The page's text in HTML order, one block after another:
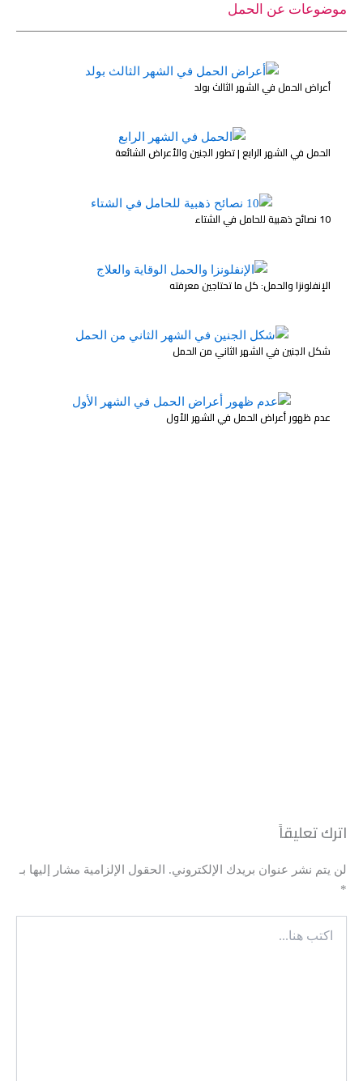
موضوعات عن الحمل
أعراض الحمل في الشهر الثالث بولد
الحمل في الشهر الرابع | تطور الجنين والأعراض الشائعة
10 نصائح ذهبية للحامل في الشتاء
الإنفلونزا والحمل: كل ما تحتاجين معرفته
شكل الجنين في الشهر الثاني من الحمل
عدم ظهور أعراض الحمل في الشهر الأول
حقيقي بكل مرحلة من رحلتك الصحية
اترك تعليقاً
لن يتم نشر عنوان بريدك الإلكتروني.
الحقول الإلزامية مشار إليها بـ
*
هنا...